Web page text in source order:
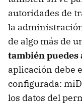
autoridades de
la
de algo más de
también
aplicación debe
configurada:
los datos del